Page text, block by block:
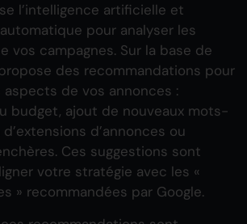
l’intelligence artificielle et
pour analyser les
vos campagnes. Sur la base de
des recommandations pour
aspects de vos annonces :
budget, ajout de nouveaux mots-
d’annonces ou
Ces suggestions sont
votre stratégie avec les «
» recommandées par Google.